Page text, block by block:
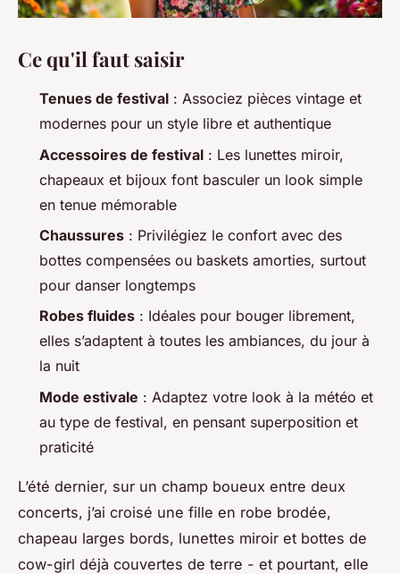
Ce qu'il faut saisir
Tenues de festival : Associez pièces vintage et
modernes pour un style libre et authentique
Accessoires de festival : Les lunettes miroir,
chapeaux et bijoux font basculer un look simple
en tenue mémorable
Chaussures : Privilégiez le confort avec des
bottes compensées ou baskets amorties, surtout
pour danser longtemps
Robes fluides : Idéales pour bouger librement,
elles s’adaptent à toutes les ambiances, du jour à
la nuit
Mode estivale : Adaptez votre look à la météo et
au type de festival, en pensant superposition et
praticité
L’été dernier, sur un champ boueux entre deux
concerts, j’ai croisé une fille en robe brodée,
chapeau larges bords, lunettes miroir et bottes de
cow-girl déjà couvertes de terre - et pourtant, elle